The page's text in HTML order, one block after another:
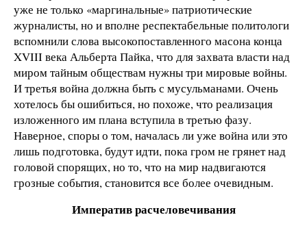
уже не только «маргинальные» патриотические
журналисты, но и вполне респектабельные политологи
вспомнили слова высокопоставленного масона конца
XVIII века Альберта Пайка, что для захвата власти над
миром тайным обществам нужны три мировые войны.
И третья война должна быть с мусульманами. Очень
хотелось бы ошибиться, но похоже, что реализация
изложенного им плана вступила в третью фазу.
Наверное, споры о том, началась ли уже война или это
лишь подготовка, будут идти, пока гром не грянет над
головой спорящих, но то, что на мир надвигаются
грозные события, становится все более очевидным.
Императив расчеловечивания